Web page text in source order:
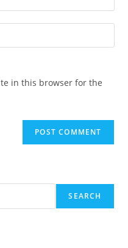
in this browser for the
SEARCH